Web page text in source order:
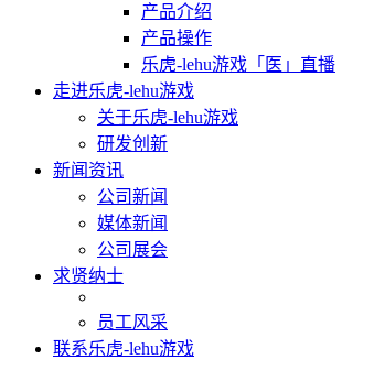
产品介绍
产品操作
乐虎-lehu游戏「医」直播
走进乐虎-lehu游戏
关于乐虎-lehu游戏
研发创新
新闻资讯
公司新闻
媒体新闻
公司展会
求贤纳士
员工风采
联系乐虎-lehu游戏